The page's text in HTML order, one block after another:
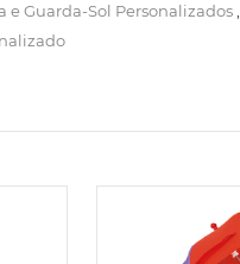
e Guarda-Sol Personalizados